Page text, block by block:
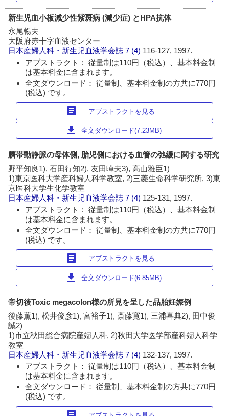
新生児血小板減少性紫斑病 (減少症) とHPA抗体
永尾暢夫
大阪府赤十字血液センター
日本産婦人科・新生児血液学会誌 7 (4) 116-127, 1997.
アブストラクト： 従量制は110円（税込）、基本料金制
は基本料金に含まれます。
全文ダウンロード： 従量制、基本料金制の方共に770円
(税込) です。
article アブストラクトを見る
download 全文ダウンロード(7.23MB)
臍帯動静脈の母体側, 胎児側における血管の弛緩に関する研究
野平知良1), 石田行知2), 友田曄夫3), 高山雅臣1)
1)東京医科大学産科婦人科学教室, 2)三菱生命科学研究所, 3)東
京医科大学生化学教室
日本産婦人科・新生児血液学会誌 7 (4) 125-131, 1997.
アブストラクト： 従量制は110円（税込）、基本料金制
は基本料金に含まれます。
全文ダウンロード： 従量制、基本料金制の方共に770円
(税込) です。
article アブストラクトを見る
download 全文ダウンロード(6.85MB)
帝切後Toxic megacolon様の所見を呈した品胎妊娠例
後藤薫1), 松井俊彦1), 宮裕子1), 斎藤寛1), 三浦喜典2), 田中俊
誠2)
1)市立秋田総合病院産婦人科, 2)秋田大学医学部産科婦人科学
教室
日本産婦人科・新生児血液学会誌 7 (4) 132-137, 1997.
アブストラクト： 従量制は110円（税込）、基本料金制
は基本料金に含まれます。
全文ダウンロード： 従量制、基本料金制の方共に770円
(税込) です。